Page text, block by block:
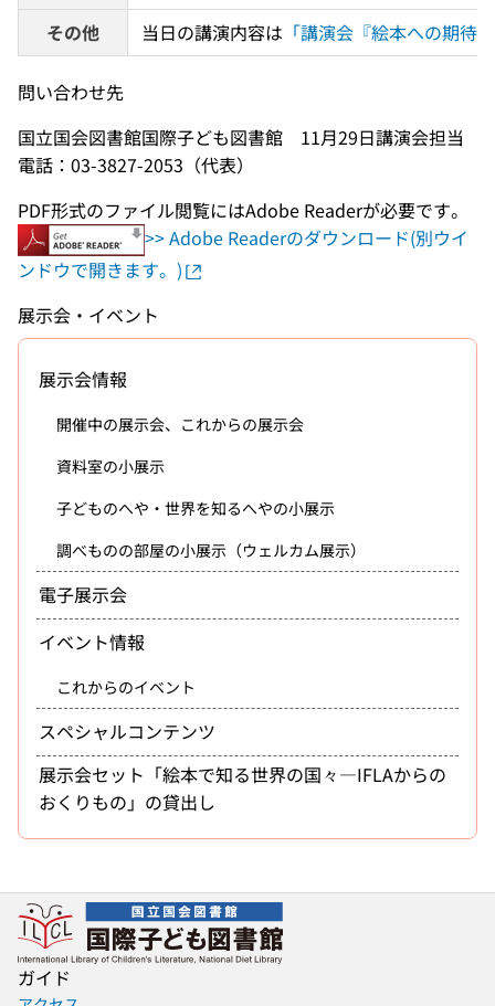
その他
当日の講演内容は 「講演会『絵本への期
問い合わせ先
国立国会図書館国際子ども図書館 11月29日講演会担当
電話：03-3827-2053（代表）
PDF形式のファイル閲覧にはAdobe Readerが必要です。
>> Adobe Readerのダウンロード(別ウイ
ンドウで開きます。)
展示会・イベント
展示会情報
開催中の展示会、これからの展示会
資料室の小展示
子どものへや・世界を知るへやの小展示
調べものの部屋の小展示（ウェルカム展示）
電子展示会
イベント情報
これからのイベント
スペシャルコンテンツ
展示会セット「絵本で知る世界の国々―IFLAからの
おくりもの」の貸出し
ガイド